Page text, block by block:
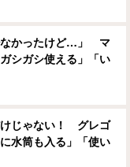
なかったけど…」 マ
シガシ使える」「い
けじゃない！ グレゴ
水筒も入る」「使い